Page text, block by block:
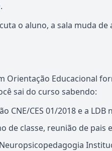
.
o aluno, a sala muda de
Orientação Educacional
sai do curso sabendo:
CNE/CES 01/2018 e a
de classe, reunião de